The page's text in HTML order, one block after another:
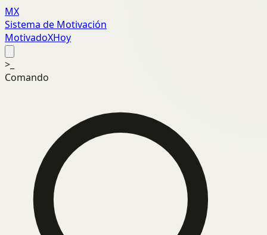
MX
Sistema de Motivación
MotivadoXHoy
>_
Comando